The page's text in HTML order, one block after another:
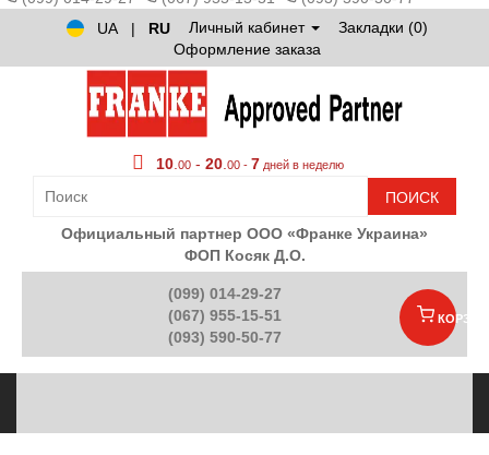
UA
| RU Личный кабинет
Закладки (0)
Оформление заказа
10 00 - 20 00 - 7 дней в неделю
ПОИСК
Официальный партнер ООО «Франке Украина»
ФОП Косяк Д.О.
(099) 014-29-27
(067) 955-15-51
(093) 590-50-77